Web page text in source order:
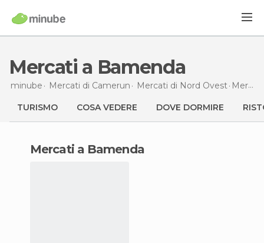
Mercati a Bamenda
minube Mercati di Camerun Mercati di Nord Ovest Mercati
TURISMO COSA VEDERE DOVE DORMIRE
mercati a Bamenda